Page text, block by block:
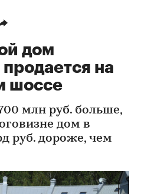
дом
на
шоссе
млн руб. больше,
дом в
руб. дороже, чем